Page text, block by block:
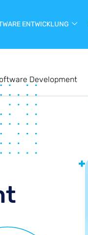
ENTWICKLUNG
Development